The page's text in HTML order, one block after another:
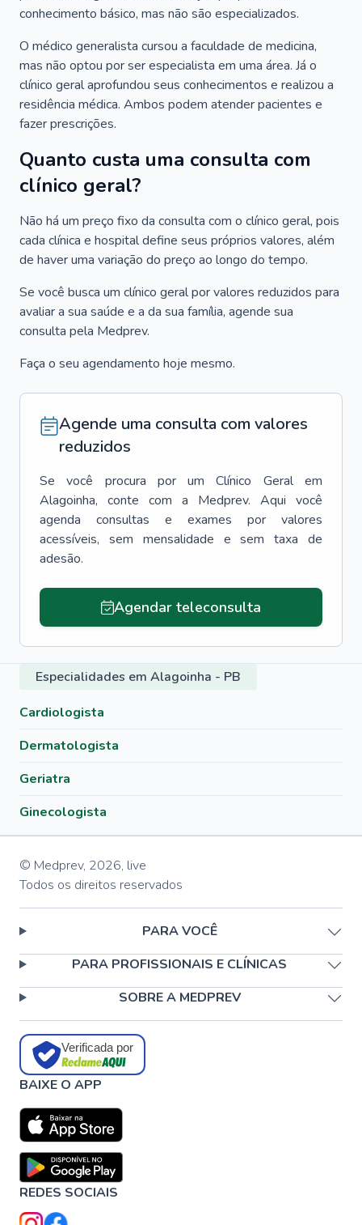
conhecimento básico, mas não são especializados.
O médico generalista cursou a faculdade de medicina,
mas não optou por ser especialista em uma área. Já o
clínico geral aprofundou seus conhecimentos e realizou a
residência médica. Ambos podem atender pacientes e
fazer prescrições.
Quanto custa uma consulta com
clínico geral?
Não há um preço fixo da consulta com o clínico geral, pois
cada clínica e hospital define seus próprios valores, além
de haver uma variação do preço ao longo do tempo.
Se você busca um clínico geral por valores reduzidos para
avaliar a sua saúde e a da sua família, agende sua
consulta pela Medprev.
Faça o seu agendamento hoje mesmo.
Agende uma consulta com valores
reduzidos
Se você procura por um Clínico Geral
em
Alagoinha, conte com a Medprev. Aqui você
agenda consultas e exames por valores
acessíveis, sem mensalidade e sem taxa de
adesão.
Agendar teleconsulta
Especialidades em Alagoinha - PB
Cardiologista
Dermatologista
Geriatra
Ginecologista
© Medprev, 2026, live
Todos os direitos reservados
PARA VOCÊ
PARA PROFISSIONAIS E CLÍNICAS
SOBRE A MEDPREV
Verificada por
BAIXE O APP
REDES SOCIAIS